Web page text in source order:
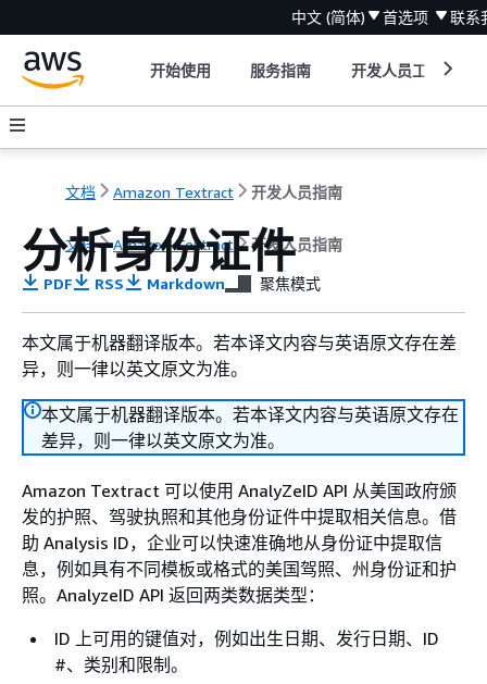
中文 (简体) 首选项 联系
开始使用 服务指南 开发人员工具
文档 Amazon Textract 开发人员指南
文档 Amazon Textract 开发人员指南
分析身份证件
PDF RSS Markdown 聚焦模式
本文属于机器翻译版本。若本译文内容与英语原文存在差
异，则一律以英文原文为准。
本文属于机器翻译版本。若本译文内容与英语原文存在
差异，则一律以英文原文为准。
Amazon Textract 可以使用 AnalyZeID API 从美国政府颁
发的护照、驾驶执照和其他身份证件中提取相关信息。借
助 Analysis ID，企业可以快速准确地从身份证中提取信
息，例如具有不同模板或格式的美国驾照、州身份证和护
照。AnalyzeID API 返回两类数据类型：
ID 上可用的键值对，例如出生日期、发行日期、ID
#、类别和限制。